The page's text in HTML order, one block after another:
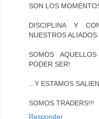
SON LOS
DISCIPLINA Y
NUESTROS ALIADOS.
SOMOS
PODER SER!
...Y ESTAMOS
SOMOS TRADERS!!!
Responder